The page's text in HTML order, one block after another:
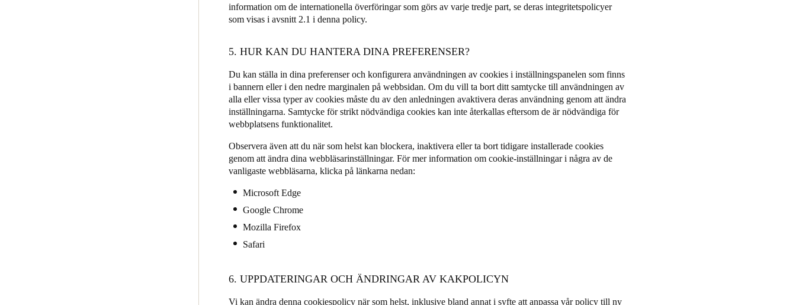
information om de internationella överföringar som görs av varje tredje part, se deras integritetspolicyer
som visas i avsnitt 2.1 i denna policy.
5. HUR KAN DU HANTERA DINA PREFERENSER?
Du kan ställa in dina preferenser och konfigurera användningen av cookies i inställningspanelen som finns
i bannern eller i den nedre marginalen på webbsidan. Om du vill ta bort ditt samtycke till användningen av
alla eller vissa typer av cookies måste du av den anledningen avaktivera deras användning genom att ändra
inställningarna. Samtycke för strikt nödvändiga cookies kan inte återkallas eftersom de är nödvändiga för
webbplatsens funktionalitet.
Observera även att du när som helst kan blockera, inaktivera eller ta bort tidigare installerade cookies
genom att ändra dina webbläsarinställningar. För mer information om cookie-inställningar i några av de
vanligaste webbläsarna, klicka på länkarna nedan:
Microsoft Edge
Google Chrome
Mozilla Firefox
Safari
6. UPPDATERINGAR OCH ÄNDRINGAR AV KAKPOLICYN
Vi kan ändra denna cookiespolicy när som helst, inklusive bland annat i syfte att anpassa vår policy till ny